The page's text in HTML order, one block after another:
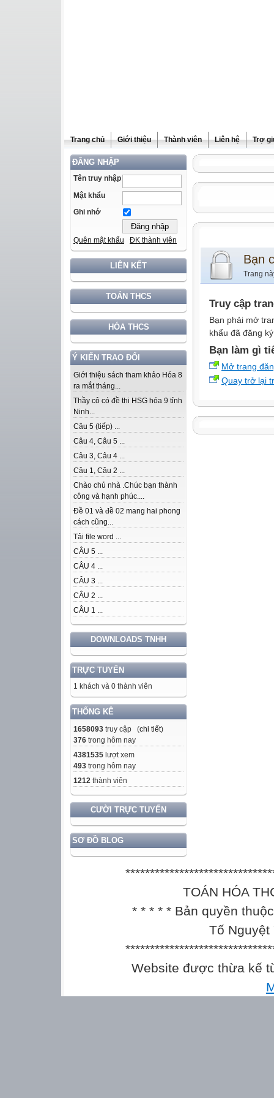
Trang chủ Giới thiệu Thành viên Liên hệ Trợ
ĐĂNG NHẬP
Tên truy nhập
Mật khẩu
Ghi nhớ
Quên mật khẩu ĐK thành viên
LIÊN KẾT
TOÁN THCS
HÓA THCS
Ý KIẾN TRAO ĐỔI
Giới thiệu sách tham khảo Hóa 8
ra mắt tháng...
Thầy cô có đề thi HSG hóa 9 tỉnh
Ninh...
Câu 5 (tiếp) ...
Câu 4, Câu 5 ...
Câu 3, Câu 4 ...
Câu 1, Câu 2 ...
Chào chủ nhà .Chúc bạn thành
công và hạnh phúc....
Đề 01 và đề 02 mang hai phong
cách cũng...
Tải file word ...
CÂU 5 ...
CÂU 4 ...
CÂU 3 ...
CÂU 2 ...
CÂU 1 ...
DOWNLOADS TNHH
TRỰC TUYẾN
1 khách và 0 thành viên
THỐNG KÊ
1658093 truy cập (chi tiết)
376 trong hôm nay
4381535 lượt xem
493 trong hôm nay
1212 thành viên
CƯỜI TRỰC TUYẾN
SƠ ĐỒ BLOG
Bạn
Trang
Truy cập
Bạn phải mở
khẩu đã đăng
Bạn làm gì
Mở trang
Quay trở lại
TOÁN HÓA
* * * * * Bản quyền
Tố Nguyệt
Website được thừa kế